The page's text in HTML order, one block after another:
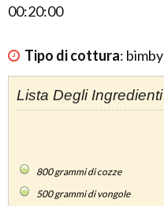
00:20:00
Tipo di cottura: bimby
Lista Degli Ingredienti
800grammi di cozze
500grammi di vongole